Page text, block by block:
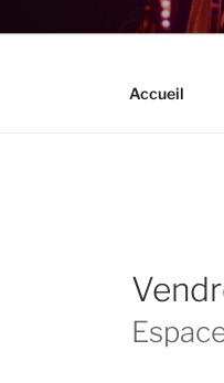
Accueil